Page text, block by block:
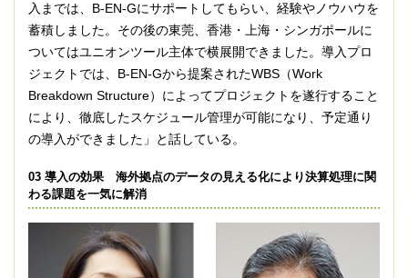
入までは、B-EN-Gにサポートしてもらい、経験やノウハウを
蓄積しました。その後の東莞、香港・上海・シンガポールに
ついてはユニオンツール主体で横展開できました。導入プロ
ジェクトでは、B-EN-Gから提案されたWBS（Work
Breakdown Structure）によってプロジェクトを遂行すること
により、徹底したスケジュール管理が可能になり、予定通り
の導入ができました」と話している。
03 導入の効果 海外拠点のデータの見える化により決算処理に関
わる課題を一気に解消